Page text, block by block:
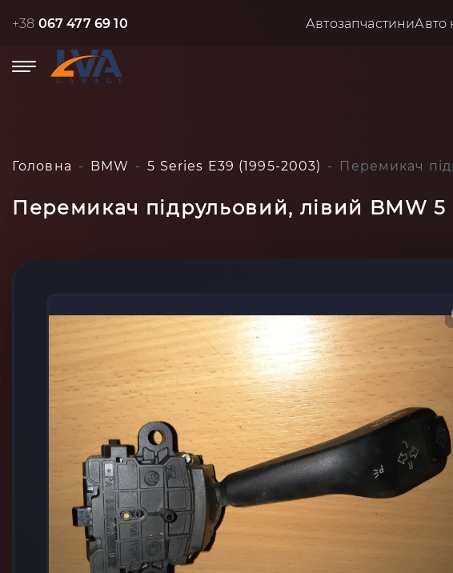
+38 067 477 69 10 АвтозапчастиниАвто
Головна BMW 5 Series E39 (1995-2003) Перемикач
Перемикач підрульовий, лівий BMW